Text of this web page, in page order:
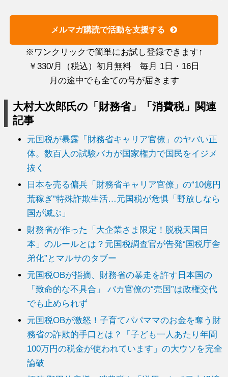
メルマガ購読で活動を支援する
※ワンクリックで簡単にお試し登録できます↑
￥330/月（税込）初月無料 毎月 1日・16日
月の途中でも全ての号が届きます
大村大次郎氏の「財務省」「消費税」関連
記事
元国税が暴露「財務省キャリア官僚」のヤバい正
体。数百人の試験バカが国家権力で国民をイジメ
抜く
日本を売る傭兵「財務省キャリア官僚」の“10億円
荒稼ぎ”特殊詐欺生活…元国税が危惧「野放しなら
国が滅ぶ」
財務省が作った「大企業さま限定！脱税天国日
本」のルールとは？元国税調査官が告発“国税庁舎
弟化”とマルサのタブー
元国税OBが指摘、財務省の暴走を許す日本国の
「致命的な不具合」 バカ官僚の“売国”は政権交代
でも止められず
元国税OBが激怒！子育てパパママのお金を奪う財
務省の詐欺的手口とは？「子ども一人あたり年間
100万円の税金が使われています」の大ウソを完全
論破